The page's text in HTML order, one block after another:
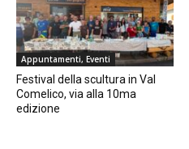
Appuntamenti, Eventi
Festival della scultura in Val
Comelico, via alla 10ma
edizione